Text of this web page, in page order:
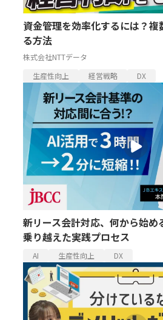
資金管理を効率化するには？
る方法
株式会社NTTデータ
生産性向上
経営戦略 DX
新リース会計対応、何から始め
乗り越えた実践プロセス
AI 生産性向上 DX